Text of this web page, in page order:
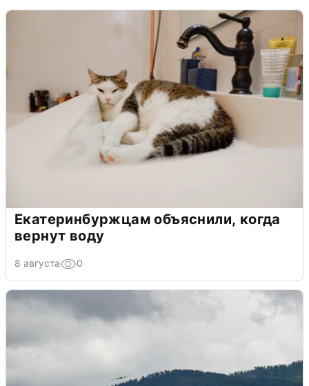
Екатеринбуржцам объяснили, когда
вернут воду
8 августа 0